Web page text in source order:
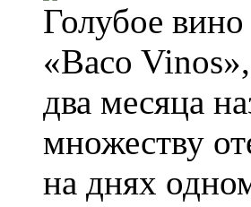
Голубое
«Baco
два месяца
множеству
на днях